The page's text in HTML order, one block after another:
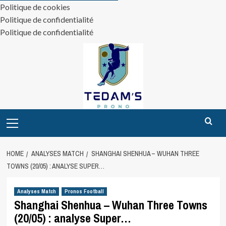
Politique de cookies
Politique de confidentialité
Politique de confidentialité
Menu
HOME ANALYSES MATCH
SHANGHAI SHENHUA – WUHAN THREE
TOWNS (20/05) : ANALYSE SUPER…
Analyses Match Pronos Football
Shanghai Shenhua – Wuhan Three Towns
(20/05) : analyse Super…